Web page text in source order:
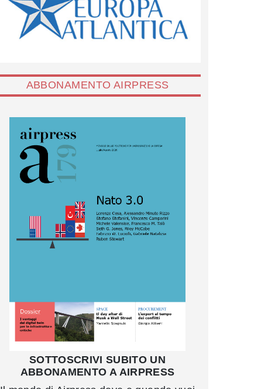
ABBONAMENTO AIRPRESS
SOTTOSCRIVI SUBITO UN
ABBONAMENTO A AIRPRESS